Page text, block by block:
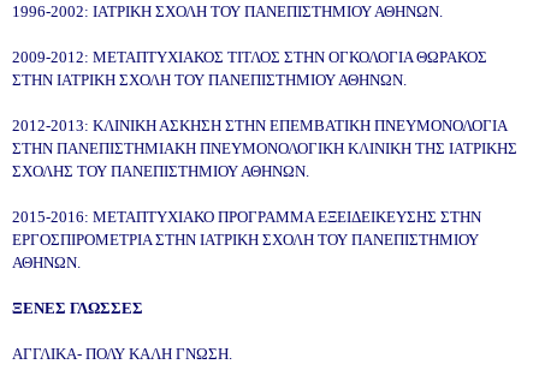
1996-2002: ΙΑΤΡΙΚΗ ΣΧΟΛΗ ΤΟΥ ΠΑΝΕΠΙΣΤΗΜΙΟΥ ΑΘΗΝΩΝ.
2009-2012: ΜΕΤΑΠΤΥΧΙΑΚΟΣ ΤΙΤΛΟΣ ΣΤΗΝ ΟΓΚΟΛΟΓΙΑ ΘΩΡΑΚΟΣ
ΣΤΗΝ ΙΑΤΡΙΚΗ ΣΧΟΛΗ ΤΟΥ ΠΑΝΕΠΙΣΤΗΜΙΟΥ ΑΘΗΝΩΝ.
2012-2013: ΚΛΙΝΙΚΗ ΑΣΚΗΣΗ ΣΤΗΝ ΕΠΕΜΒΑΤΙΚΗ ΠΝΕΥΜΟΝΟΛΟΓΙΑ
ΣΤΗΝ ΠΑΝΕΠΙΣΤΗΜΙΑΚΗ ΠΝΕΥΜΟΝΟΛΟΓΙΚΗ ΚΛΙΝIΚΗ ΤΗΣ ΙΑΤΡΙΚΗΣ
ΣΧΟΛΗΣ ΤΟΥ ΠΑΝΕΠΙΣΤΗΜΙΟΥ ΑΘΗΝΩΝ.
2015-2016: ΜΕΤΑΠΤΥΧΙΑΚΟ ΠΡΟΓΡΑΜΜΑ ΕΞΕΙΔΕΙΚΕΥΣΗΣ ΣΤΗΝ
ΕΡΓΟΣΠΙΡΟΜΕΤΡΙΑ ΣΤΗΝ ΙΑΤΡIΚΗ ΣΧΟΛΗ ΤΟΥ ΠΑΝΕΠΙΣΤΗΜΙΟΥ
ΑΘΗΝΩΝ.
ΞΕΝΕΣ ΓΛΩΣΣΕΣ
ΑΓΓΛΙΚΑ- ΠΟΛΥ ΚΑΛΗ ΓΝΩΣΗ.